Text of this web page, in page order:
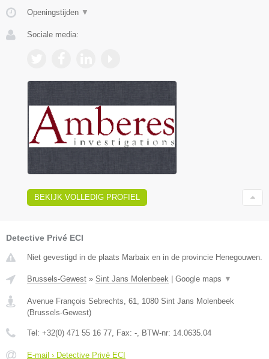
Openingstijden ▼
Sociale media:
BEKIJK VOLLEDIG PROFIEL
Detective Privé ECI
Niet gevestigd in de plaats Marbaix en in de provincie Henegouwen.
Brussels-Gewest » Sint Jans Molenbeek | Google maps ▼
Avenue François Sebrechts, 61 1080 Sint Jans Molenbeek
(Brussels-Gewest)
Tel: +32(0) 471 55 16 77 , Fax: - , BTW-nr: 14.0635.04
E-mail › Detective Privé ECI